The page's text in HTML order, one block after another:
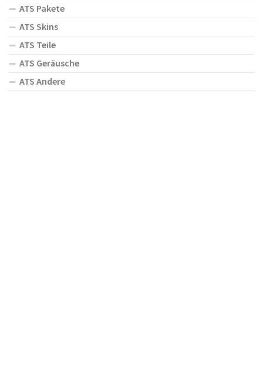
ATS Pakete
ATS Skins
ATS Teile
ATS Geräusche
ATS Andere